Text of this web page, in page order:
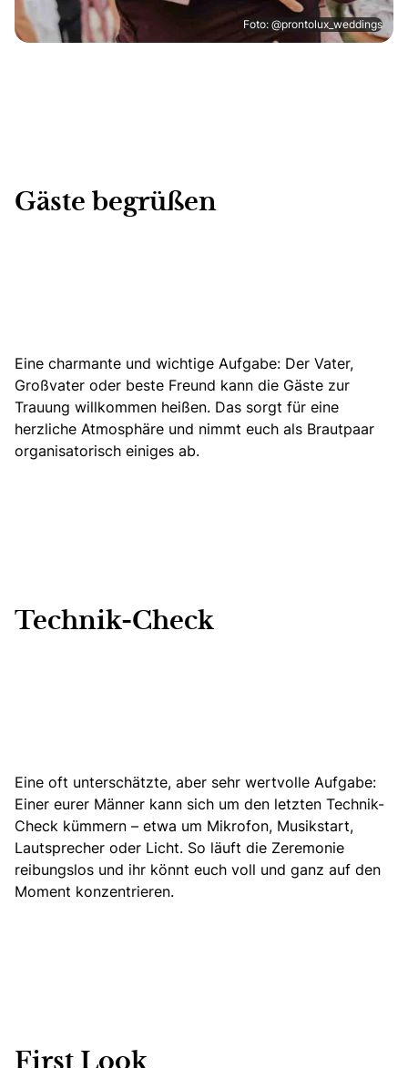
Foto: @prontolux_weddings
Gäste begrüßen
Eine charmante und wichtige Aufgabe: Der Vater,
Großvater oder beste Freund kann die Gäste zur
Trauung willkommen heißen. Das sorgt für eine
herzliche Atmosphäre und nimmt euch als Brautpaar
organisatorisch einiges ab.
Technik-Check
Eine oft unterschätzte, aber sehr wertvolle Aufgabe:
Einer eurer Männer kann sich um den letzten Technik-
Check kümmern – etwa um Mikrofon, Musikstart,
Lautsprecher oder Licht. So läuft die Zeremonie
reibungslos und ihr könnt euch voll und ganz auf den
Moment konzentrieren.
First Look